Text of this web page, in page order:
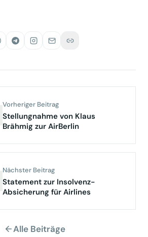
Vorheriger Beitrag
Stellungnahme von Klaus
Brähmig zur AirBerlin
Nächster Beitrag
Statement zur Insolvenz-
Absicherung für Airlines
Alle Beiträge